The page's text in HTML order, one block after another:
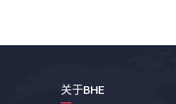
关于BHE